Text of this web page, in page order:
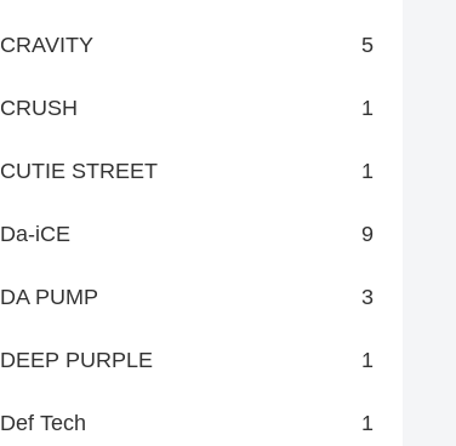
CRAVITY 5
CRUSH 1
CUTIE STREET 1
Da-iCE 9
DA PUMP 3
DEEP PURPLE 1
Def Tech 1